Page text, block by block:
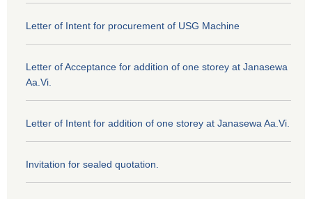
Letter of Intent for procurement of USG Machine
Letter of Acceptance for addition of one storey at Janasewa
Aa.Vi.
Letter of Intent for addition of one storey at Janasewa Aa.Vi.
Invitation for sealed quotation.